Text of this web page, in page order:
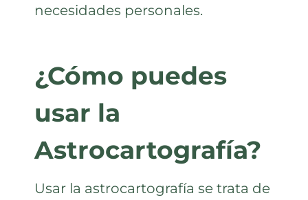
necesidades personales.
¿Cómo puedes
usar la
Astrocartografía?
Usar la astrocartografía se trata de